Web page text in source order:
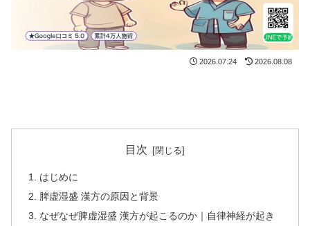
2026.07.24 2026.08.08
目次
はじめに
脾虚湿盛 漢方の原因と背景
なぜなぜ脾虚湿盛 漢方が起こるのか｜自律神経が起き